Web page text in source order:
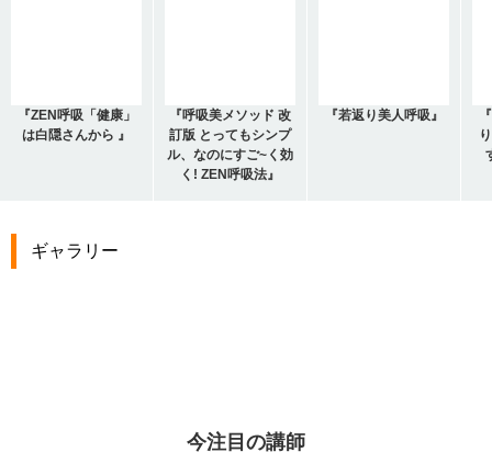
『ZEN呼吸「健康」
は白隠さんから 』
『呼吸美メソッド 改
訂版 とってもシンプ
ル、なのにすご~く効
く! ZEN呼吸法』
『若返り美人呼吸』
ギャラリー
今注目の講師